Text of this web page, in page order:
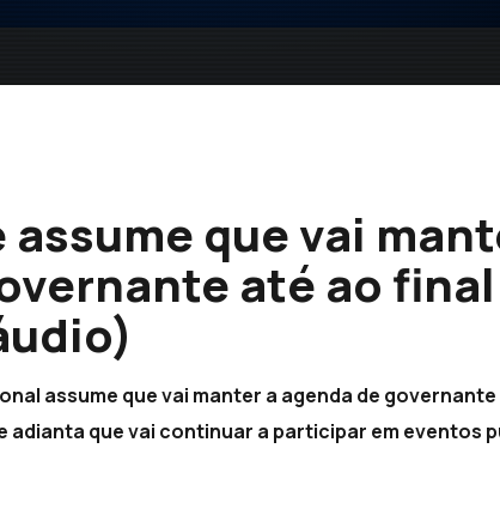
que vai
até ao
assume que vai manter a agenda de
adianta que vai continuar a participar em eventos